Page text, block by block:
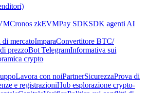
Cronos zkEVMPay SDKSDK agenti AI
mercatoImparaConvertitore BTC/
prezzoBot TelegramInformativa sui
crypto
Lavora con noiPartnerSicurezzaProva di
e registrazioniHub esplorazione crypto-